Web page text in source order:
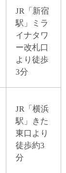
JR「新宿
駅」ミラ
イナタワ
ー改札口
より徒歩
3分
JR「横浜
駅」きた
東口より
徒歩約3
分